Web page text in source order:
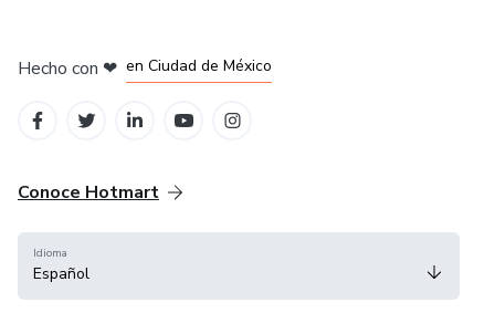
Hecho con ❤ en Ciudad de México
Conoce Hotmart
Idioma
Español